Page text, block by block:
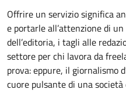
Offrire un servizio significa
e portarle all’attenzione di
dell’editoria, i tagli alle
settore per chi lavora da
prova: eppure, il giornalismo
cuore pulsante di una società